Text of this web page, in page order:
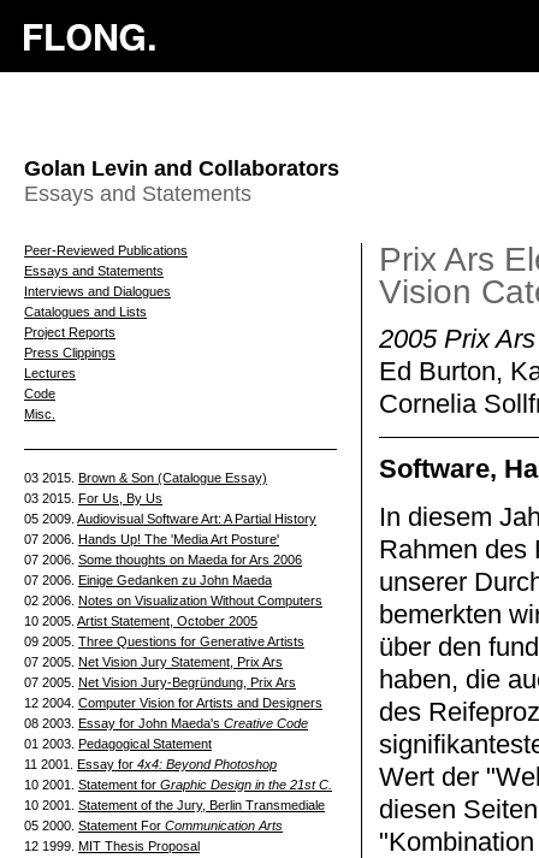
Golan Levin and Collaborators
Essays and Statements
Peer-Reviewed Publications
Essays and Statements
Interviews and Dialogues
Catalogues and Lists
Project Reports
Press Clippings
Lectures
Code
Misc.
03 2015. Brown & Son (Catalogue Essay)
03 2015. For Us, By Us
05 2009. Audiovisual Software Art: A Partial History
07 2006. Hands Up! The 'Media Art Posture'
07 2006. Some thoughts on Maeda for Ars 2006
07 2006. Einige Gedanken zu John Maeda
02 2006. Notes on Visualization Without Computers
10 2005. Artist Statement, October 2005
09 2005. Three Questions for Generative Artists
07 2005. Net Vision Jury Statement, Prix Ars
07 2005. Net Vision Jury-Begründung, Prix Ars
12 2004. Computer Vision for Artists and Designers
08 2003. Essay for John Maeda's Creative Code
01 2003. Pedagogical Statement
11 2001. Essay for 4x4: Beyond Photoshop
10 2001. Statement for Graphic Design in the 21st C.
10 2001. Statement of the Jury, Berlin Transmediale
05 2000. Statement For Communication Arts
12 1999. MIT Thesis Proposal
Prix Ars
Vision
2005 Prix
Ed Burton,
Cornelia
Software,
In diesem
Rahmen des
unserer
bemerkten
über den
haben, die
des
Wert der
diesen